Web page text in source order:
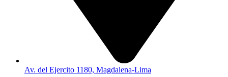
Av. del Ejercito 1180, Magdalena-Lima